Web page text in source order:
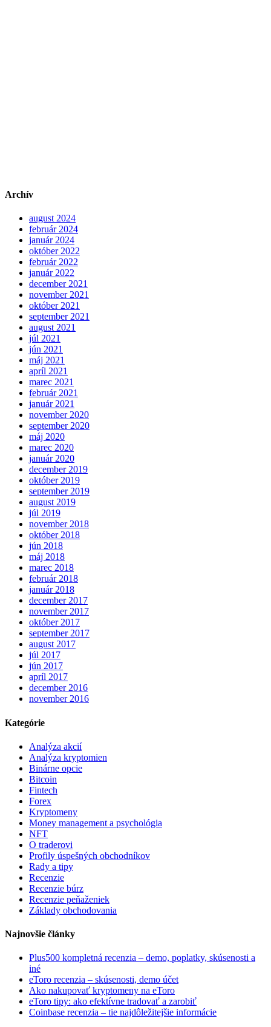
Archív
august 2024
február 2024
január 2024
október 2022
február 2022
január 2022
december 2021
november 2021
október 2021
september 2021
august 2021
júl 2021
jún 2021
máj 2021
apríl 2021
marec 2021
február 2021
január 2021
november 2020
september 2020
máj 2020
marec 2020
január 2020
december 2019
október 2019
september 2019
august 2019
júl 2019
november 2018
október 2018
jún 2018
máj 2018
marec 2018
február 2018
január 2018
december 2017
november 2017
október 2017
september 2017
august 2017
júl 2017
jún 2017
apríl 2017
december 2016
november 2016
Kategórie
Analýza akcií
Analýza kryptomien
Binárne opcie
Bitcoin
Fintech
Forex
Kryptomeny
Money management a psychológia
NFT
O traderovi
Profily úspešných obchodníkov
Rady a tipy
Recenzie
Recenzie búrz
Recenzie peňaženiek
Základy obchodovania
Najnovšie články
Plus500 kompletná recenzia – demo, poplatky, skúsenosti a
iné
eToro recenzia – skúsenosti, demo účet
Ako nakupovať kryptomeny na eToro
eToro tipy: ako efektívne tradovať a zarobiť
Coinbase recenzia – tie najdôležitejšie informácie